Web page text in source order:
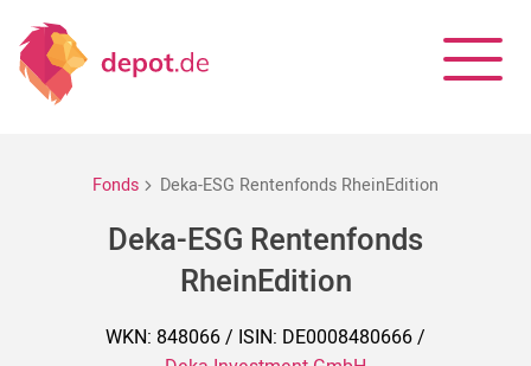
Fonds Deka-ESG Rentenfonds RheinEdition
Deka-ESG Rentenfonds
RheinEdition
WKN: 848066 / ISIN: DE0008480666 /